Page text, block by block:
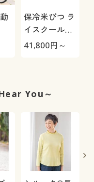
保冷米びつ ラ
イスクール
HRC-
41,800円～
You～